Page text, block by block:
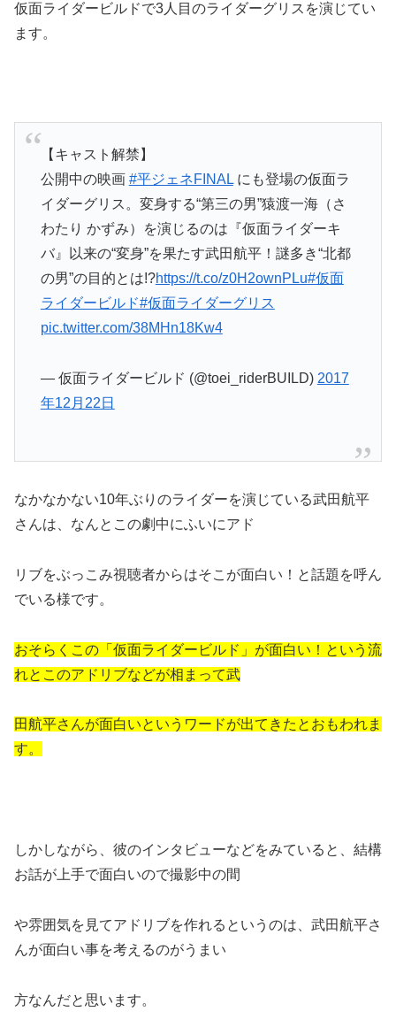
仮面ライダービルドで3人目のライダーグリスを演じてい
ます。
【キャスト解禁】
公開中の映画 #平ジェネFINALにも登場の仮面ラ
イダーグリス。変身する“第三の男”猿渡一海（さ
わたり かずみ）を演じるのは『仮面ライダーキ
バ』以来の“変身”を果たす武田航平！謎多き“北都
の男”の目的とは!?https://t.co/z0H2ownPLu#仮面
ライダービルド#仮面ライダーグリス
pic.twitter.com/38MHn18Kw4
— 仮面ライダービルド (@toei_riderBUILD) 2017
年12月22日
なかなかない10年ぶりのライダーを演じている武田航平
さんは、なんとこの劇中にふいにアド
リブをぶっこみ視聴者からはそこが面白い！と話題を呼ん
でいる様です。
おそらくこの「仮面ライダービルド」が面白い！という流
れとこのアドリブなどが相まって武
田航平さんが面白いというワードが出てきたとおもわれま
す。
しかしながら、彼のインタビューなどをみていると、結構
お話が上手で面白いので撮影中の間
や雰囲気を見てアドリブを作れるというのは、武田航平さ
んが面白い事を考えるのがうまい
方なんだと思います。